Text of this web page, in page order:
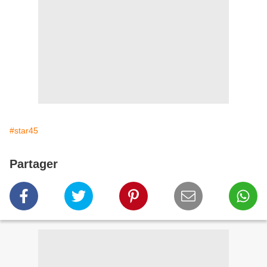
#star45
Partager